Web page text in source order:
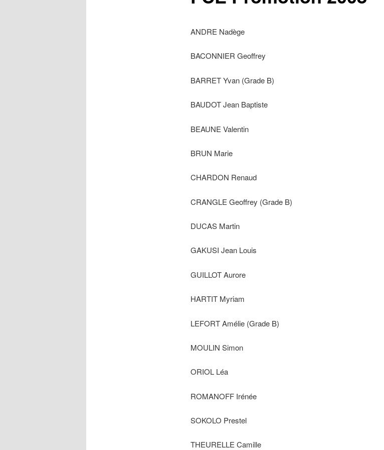
ANDRE Nadège
BACONNIER Geoffrey
BARRET Yvan (Grade B)
BAUDOT Jean Baptiste
BEAUNE Valentin
BRUN Marie
CHARDON Renaud
CRANGLE Geoffrey (Grade B)
DUCAS Martin
GAKUSI Jean Louis
GUILLOT Aurore
HARTIT Myriam
LEFORT Amélie (Grade B)
MOULIN Simon
ORIOL Léa
ROMANOFF Irénée
SOKOLO Prestel
THEURELLE Camille